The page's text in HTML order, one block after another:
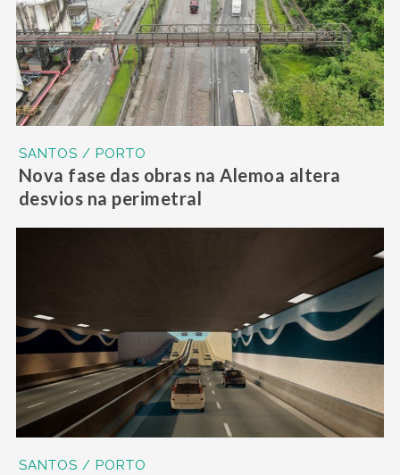
SANTOS / PORTO
Nova fase das obras na Alemoa altera
desvios na perimetral
SANTOS / PORTO